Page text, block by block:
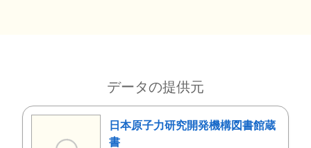
データの提供元
日本原子力研究開発機構図書館蔵
書